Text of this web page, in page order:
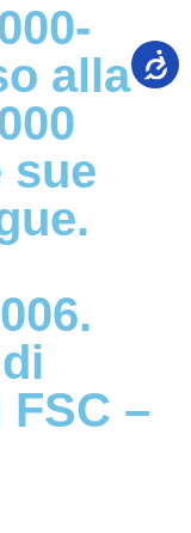
alla
sue
–